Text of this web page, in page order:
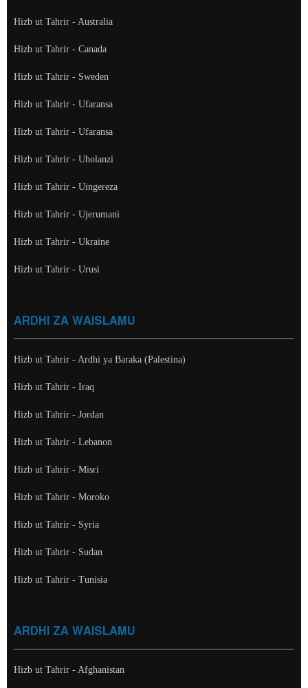
Hizb ut Tahrir - Australia
Hizb ut Tahrir - Canada
Hizb ut Tahrir - Sweden
Hizb ut Tahrir - Ufaransa
Hizb ut Tahrir - Ufaransa
Hizb ut Tahrir - Uholanzi
Hizb ut Tahrir - Uingereza
Hizb ut Tahrir - Ujerumani
Hizb ut Tahrir - Ukraine
Hizb ut Tahrir - Urusi
ARDHI ZA WAISLAMU
Hizb ut Tahrir - Ardhi ya Baraka (Palestina)
Hizb ut Tahrir - Iraq
Hizb ut Tahrir - Jordan
Hizb ut Tahrir - Lebanon
Hizb ut Tahrir - Misri
Hizb ut Tahrir - Moroko
Hizb ut Tahrir - Syria
Hizb ut Tahrir - Sudan
Hizb ut Tahrir - Tunisia
ARDHI ZA WAISLAMU
Hizb ut Tahrir - Afghanistan